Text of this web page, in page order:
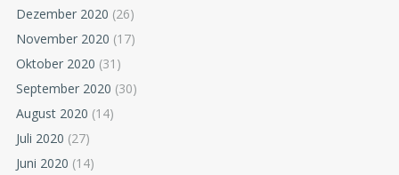
Dezember 2020 (26)
November 2020 (17)
Oktober 2020 (31)
September 2020 (30)
August 2020 (14)
Juli 2020 (27)
Juni 2020 (14)